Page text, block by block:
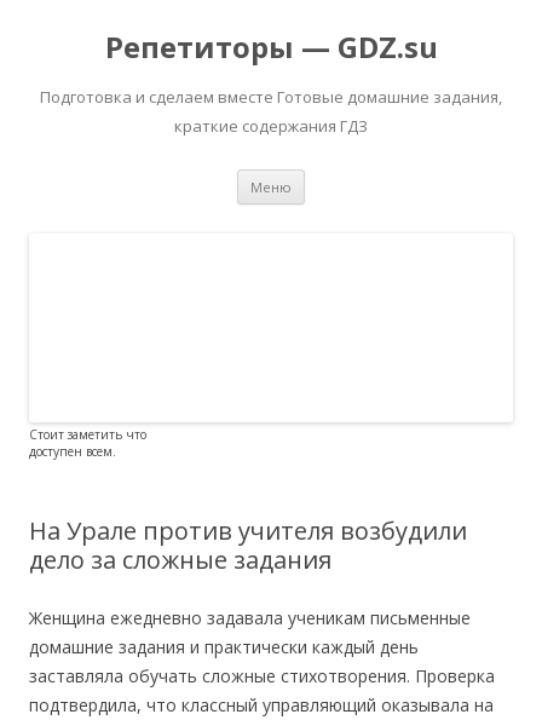
Репетиторы — GDZ.su
Подготовка и сделаем вместе Готовые домашние задания,
краткие содержания ГДЗ
Меню
Стоит заметить что
доступен всем.
На Урале против учителя возбудили
дело за сложные задания
Женщина ежедневно задавала ученикам письменные
домашние задания и практически каждый день
заставляла обучать сложные стихотворения. Проверка
подтвердила, что классный управляющий оказывала на